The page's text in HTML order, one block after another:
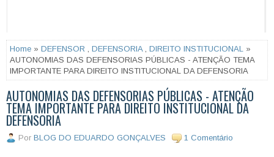
Home » DEFENSOR DEFENSORIA DIREITO INSTITUCIONAL
»
AUTONOMIAS DAS DEFENSORIAS PÚBLICAS - ATENÇÃO TEMA
IMPORTANTE PARA DIREITO INSTITUCIONAL DA DEFENSORIA
AUTONOMIAS DAS DEFENSORIAS PÚBLICAS - ATENÇÃO
TEMA IMPORTANTE PARA DIREITO INSTITUCIONAL DA
DEFENSORIA
Por BLOG DO EDUARDO GONÇALVES 1 Comentário